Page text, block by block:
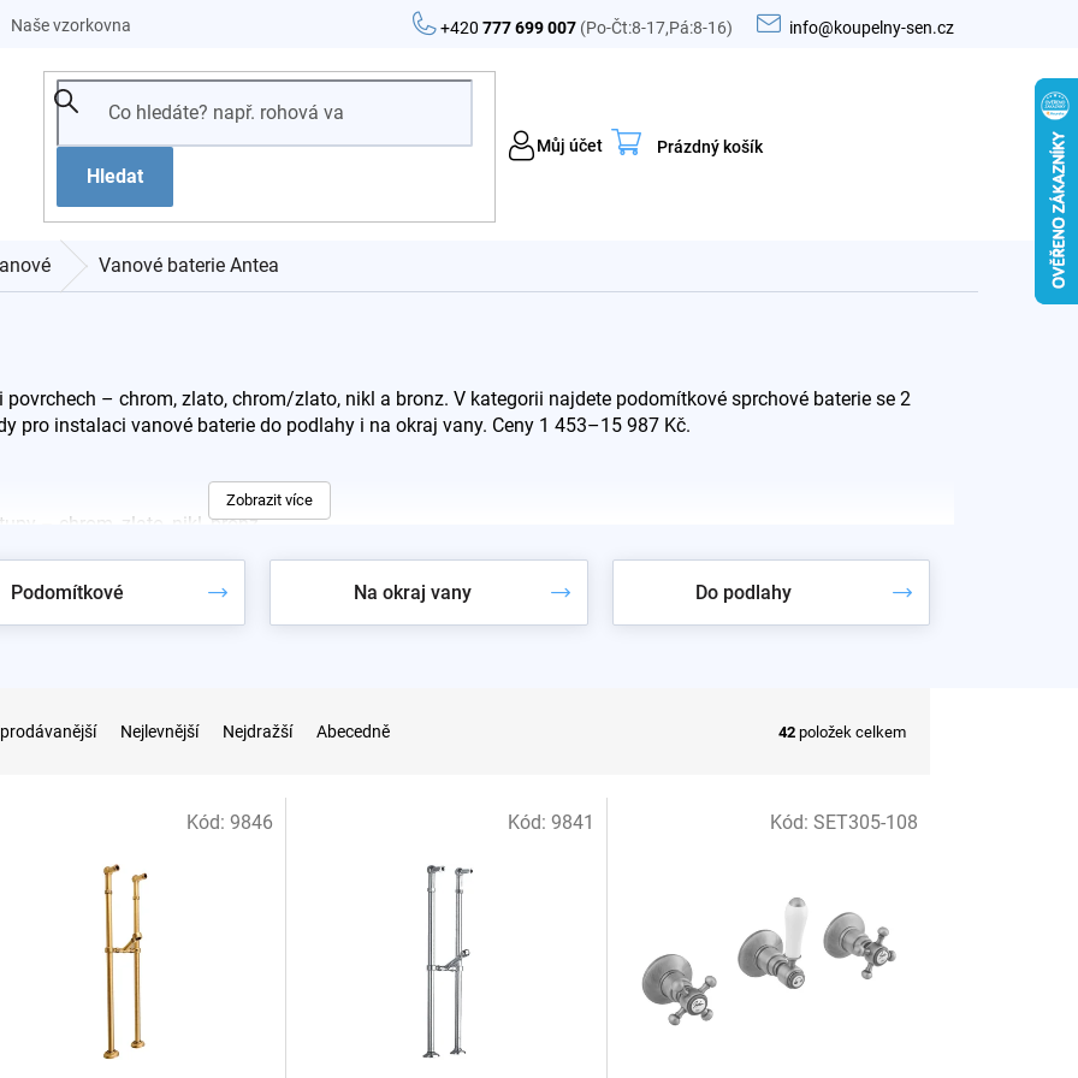
+420777 699 007 (Po-Čt:8-17,Pá:8-16) info@koupelny-sen.cz
Naše vzorkovna
Hledat
Můj účet
Nákupní
Prázdný košík
Vanové baterie Antea
povrchech – chrom, zlato, chrom/zlato, nikl a bronz. V kategorii najdete podomítkové sprchové baterie se 2
pro instalaci vanové baterie do podlahy i na okraj vany. Ceny 1 453–15 987 Kč.
– chrom, zlato, nikl, bronz
baterii do podlahy neinstalujete. Navazující sortiment najdete mezivanové baterie do podlahya mezi
Zobrazit více
Podomítkové Na okraj vany Do podlahy
Nejlevnější Nejdražší Abecedně 42 položek celkem
Kód: 9846 Kód:9841 Kód: SET305-108